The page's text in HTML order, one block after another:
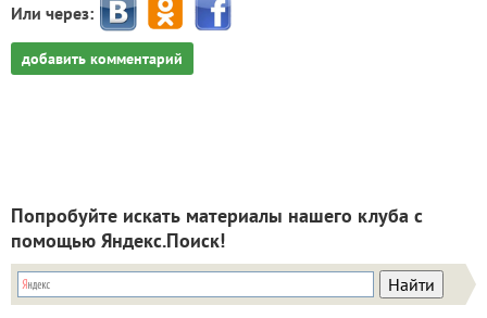
Или через:
добавить комментарий
Попробуйте искать материалы нашего клуба с
помощью Яндекс.Поиск!